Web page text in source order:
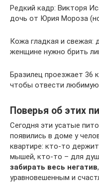
Редкий кадр: Викторя
дочь от Юрия Мороза
Кожа гладкая и свежая:
женщине нужно брить
Бразилец проезжает 36
чтобы отвести
Поверья об этих
Сегодня эти усатые
появились в доме у
квартире: кто-то
мышей, кто-то – для
забирать весь негатив
уравновешенным и